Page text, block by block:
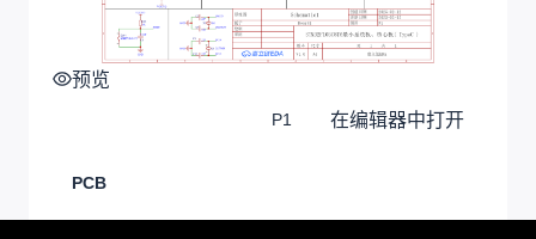
预览
P1 在编辑器中打开
PCB